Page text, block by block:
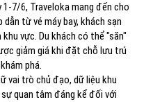
7/6, Traveloka mang đến cho
từ vé máy bay, khách sạn
vực. Du khách có thể "săn"
giảm giá khi đặt chỗ lưu trú
phá.
vai trò chủ đạo, dữ liệu khu
quan tâm đáng kể đối với